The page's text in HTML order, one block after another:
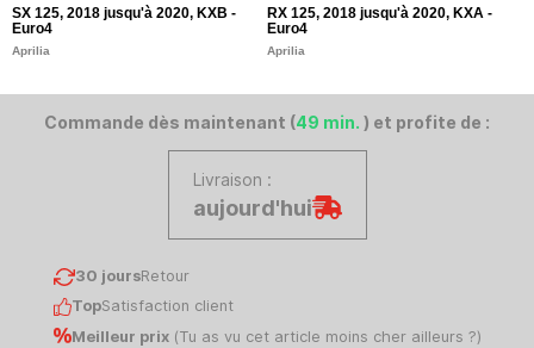
SX 125, 2018 jusqu'à 2020, KXB -
Euro4
Aprilia
RX 125, 2018 jusqu'à 2020, KXA -
Euro4
Aprilia
Commande dès maintenant (49 min. ) et profite de :
Livraison :
aujourd'hui
30 joursRetour
TopSatisfaction client
Meilleur prix(Tu as vu cet article moins cher ailleurs ?)